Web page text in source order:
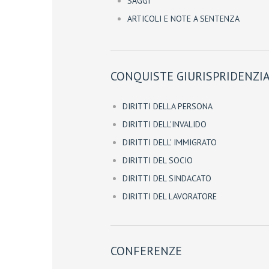
ARTICOLI E NOTE A SENTENZA
CONQUISTE
DIRITTI DELLA PERSONA
DIRITTI DELL'INVALIDO
DIRITTI DELL' IMMIGRATO
DIRITTI DEL SOCIO
DIRITTI DEL SINDACATO
DIRITTI DEL LAVORATORE
CONFERENZE